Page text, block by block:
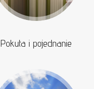
Pokuta i pojednanie